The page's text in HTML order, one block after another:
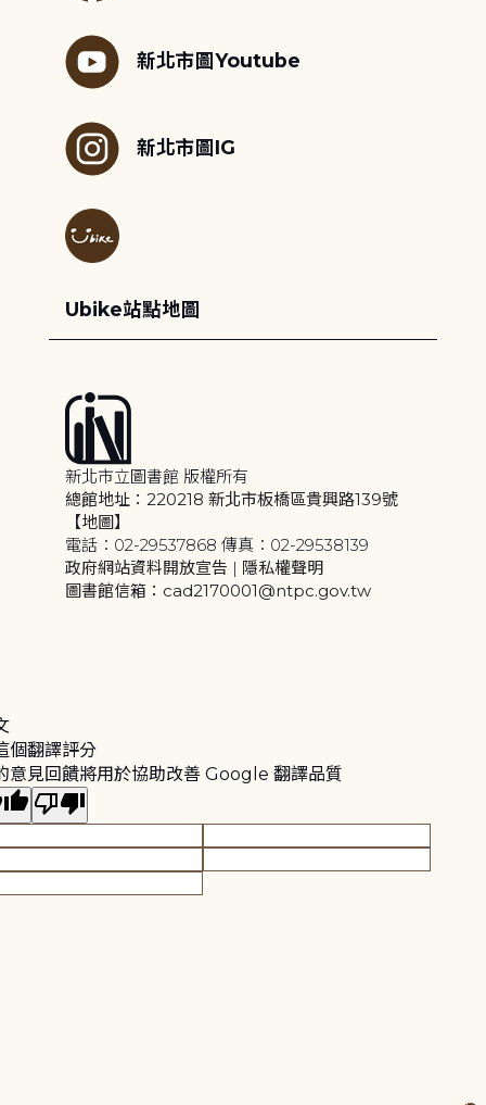
新北市圖Youtube
新北市圖IG
Ubike站點地圖
新北市立圖書館 版權所有
總館地址：220218 新北市板橋區貴興路139號
【地圖】
電話：02-29537868 傳真：02-29538139
政府網站資料開放宣告 | 隱私權聲明
圖書館信箱：cad2170001@ntpc.gov.tw
個翻譯評分
意見回饋將用於協助改善 Google 翻譯品質